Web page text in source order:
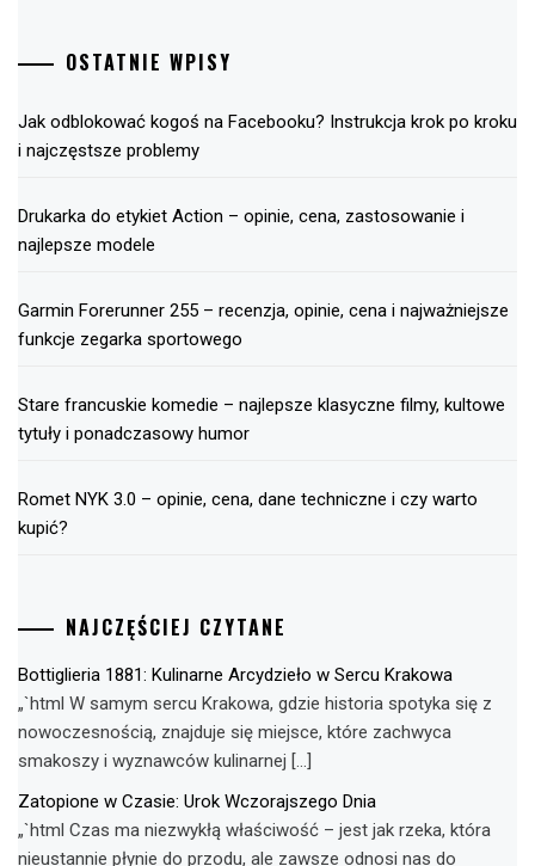
OSTATNIE WPISY
Jak odblokować kogoś na Facebooku? Instrukcja krok po kroku
i najczęstsze problemy
Drukarka do etykiet Action – opinie, cena, zastosowanie i
najlepsze modele
Garmin Forerunner 255 – recenzja, opinie, cena i najważniejsze
funkcje zegarka sportowego
Stare francuskie komedie – najlepsze klasyczne filmy, kultowe
tytuły i ponadczasowy humor
Romet NYK 3.0 – opinie, cena, dane techniczne i czy warto
kupić?
NAJCZĘŚCIEJ CZYTANE
Bottiglieria 1881: Kulinarne Arcydzieło w Sercu Krakowa
„`html W samym sercu Krakowa, gdzie historia spotyka się z
nowoczesnością, znajduje się miejsce, które zachwyca
smakoszy i wyznawców kulinarnej […]
Zatopione w Czasie: Urok Wczorajszego Dnia
„`html Czas ma niezwykłą właściwość – jest jak rzeka, która
nieustannie płynie do przodu, ale zawsze odnosi nas do